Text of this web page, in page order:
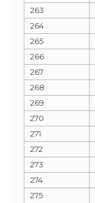
263
264
265
266
267
268
269
270
271
272
273
274
275